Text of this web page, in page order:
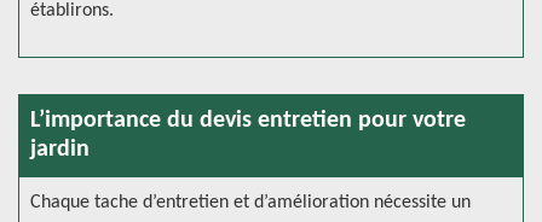
établirons.
L’importance du devis entretien pour votre
jardin
Chaque tache d’entretien et d’amélioration nécessite un